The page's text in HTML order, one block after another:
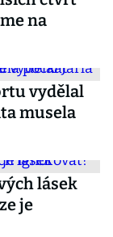
na
vydělal
musela
lásek
je